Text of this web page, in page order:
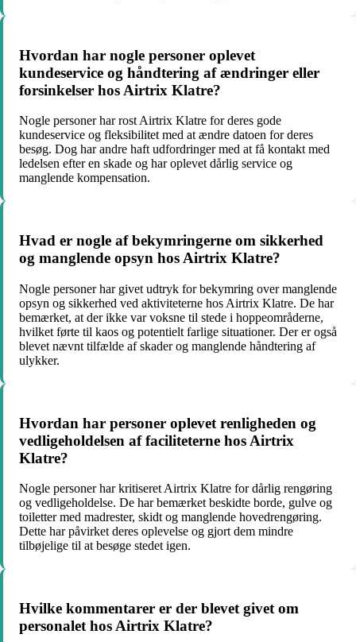
Hvordan har nogle personer oplevet
kundeservice og håndtering af ændringer eller
forsinkelser hos Airtrix Klatre?
Nogle personer har rost Airtrix Klatre for deres gode
kundeservice og fleksibilitet med at ændre datoen for deres
besøg. Dog har andre haft udfordringer med at få kontakt med
ledelsen efter en skade og har oplevet dårlig service og
manglende kompensation.
Hvad er nogle af bekymringerne om sikkerhed
og manglende opsyn hos Airtrix Klatre?
Nogle personer har givet udtryk for bekymring over manglende
opsyn og sikkerhed ved aktiviteterne hos Airtrix Klatre. De har
bemærket, at der ikke var voksne til stede i hoppeområderne,
hvilket førte til kaos og potentielt farlige situationer. Der er også
blevet nævnt tilfælde af skader og manglende håndtering af
ulykker.
Hvordan har personer oplevet renligheden og
vedligeholdelsen af faciliteterne hos Airtrix
Klatre?
Nogle personer har kritiseret Airtrix Klatre for dårlig rengøring
og vedligeholdelse. De har bemærket beskidte borde, gulve og
toiletter med madrester, skidt og manglende hovedrengøring.
Dette har påvirket deres oplevelse og gjort dem mindre
tilbøjelige til at besøge stedet igen.
Hvilke kommentarer er der blevet givet om
personalet hos Airtrix Klatre?